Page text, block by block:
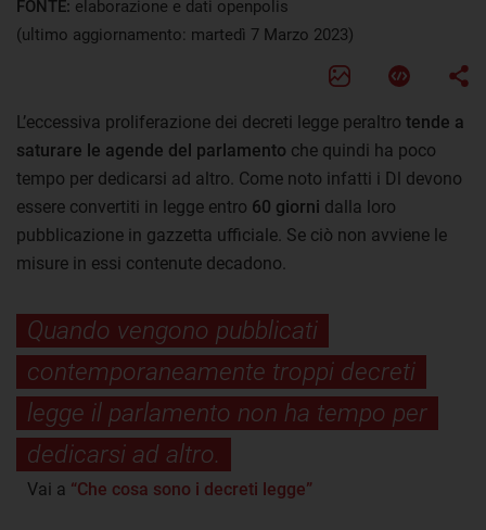
FONTE: elaborazione e dati openpolis
(ultimo aggiornamento: martedì 7 Marzo 2023)
L’eccessiva proliferazione dei decreti legge peraltro tende a
saturare le agende del parlamento che quindi ha poco
tempo per dedicarsi ad altro. Come noto infatti i Dl devono
essere convertiti in legge entro 60 giorni dalla loro
pubblicazione in gazzetta ufficiale. Se ciò non avviene le
misure in essi contenute decadono.
Quando vengono pubblicati
contemporaneamente troppi decreti
legge il parlamento non ha tempo per
dedicarsi ad altro.
Vai a “Che cosa sono i decreti legge”